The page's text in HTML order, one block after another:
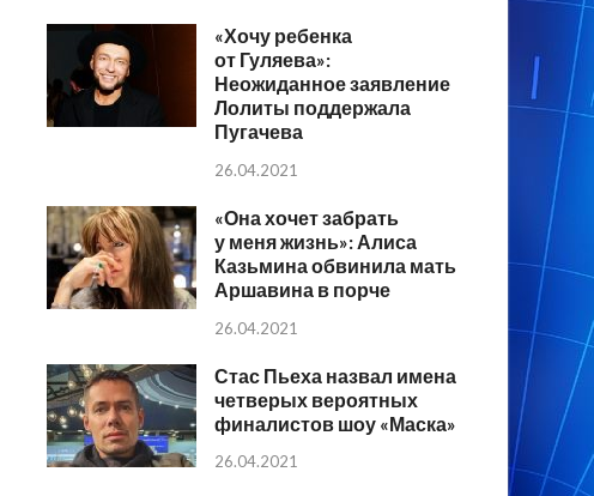
«Хочу ребенка
от Гуляева»:
Неожиданное заявление
Лолиты поддержала
Пугачева
26.04.2021
«Она хочет забрать
у меня жизнь»: Алиса
Казьмина обвинила мать
Аршавина в порче
26.04.2021
Стас Пьеха назвал имена
четверых вероятных
финалистов шоу «Маска»
26.04.2021